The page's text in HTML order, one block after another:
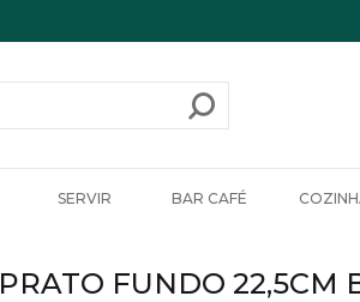
SERVIR BAR CAFÉ
PRATO FUNDO 22,5CM